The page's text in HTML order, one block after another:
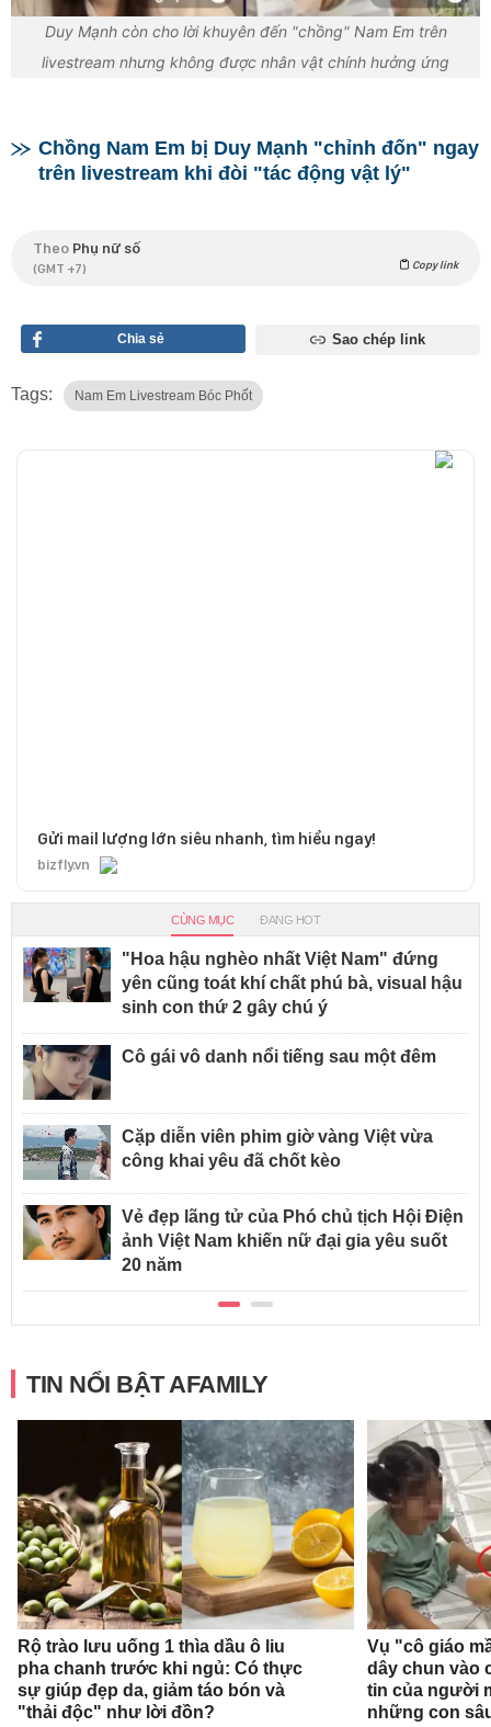
Duy Mạnh còn cho lời khuyên đến "chồng" Nam Em trên
livestream nhưng không được nhân vật chính hưởng ứng
Chồng Nam Em bị Duy Mạnh "chỉnh đốn" ngay
trên livestream khi đòi "tác động vật lý"
Theo Phụ nữ số
(GMT +7) Copy link
Chia sẻ Sao chép link
Tags: Nam Em Livestream Bóc Phốt
Gửi mail lượng lớn siêu nhanh, tìm hiểu ngay!
bizfly.vn
CÙNG MỤC ĐANG HOT
"Hoa hậu nghèo nhất Việt Nam" đứng
yên cũng toát khí chất phú bà, visual hậu
sinh con thứ 2 gây chú ý
Cô gái vô danh nổi tiếng sau một đêm
Cặp diễn viên phim giờ vàng Việt vừa
công khai yêu đã chốt kèo
Vẻ đẹp lãng tử của Phó chủ tịch Hội Điện
ảnh Việt Nam khiến nữ đại gia yêu suốt
20 năm
TIN NỔI BẬT AFAMILY
Rộ trào lưu uống 1 thìa dầu ô liu
pha chanh trước khi ngủ: Có thực
sự giúp đẹp da, giảm táo bón và
"thải độc" như lời đồn?
Vụ "cô giáo
dây chun vào
tin của người
những con